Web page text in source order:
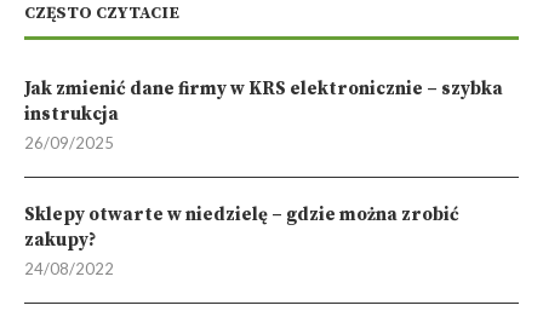
CZĘSTO CZYTACIE
Jak zmienić dane firmy w KRS elektronicznie – szybka
instrukcja
26/09/2025
Sklepy otwarte w niedzielę – gdzie można zrobić
zakupy?
24/08/2022